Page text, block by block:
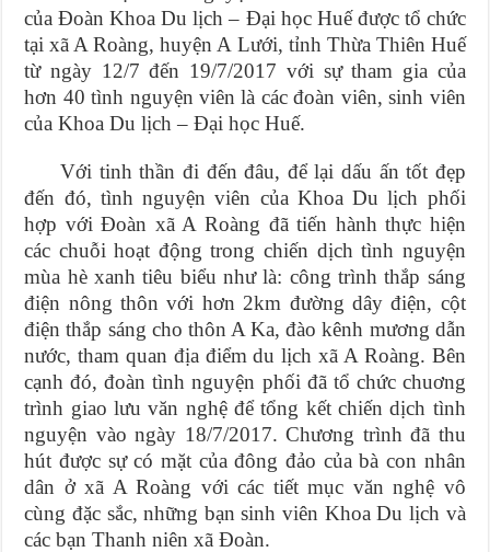
của Đoàn Khoa Du lịch – Đại học Huế được tổ chức
tại xã A Roàng, huyện A Lưới, tỉnh Thừa Thiên Huế
từ ngày 12/7 đến 19/7/2017 với sự tham gia của
hơn 40 tình nguyện viên là các đoàn viên, sinh viên
của Khoa Du lịch – Đại học Huế.
Với tinh thần đi đến đâu, để lại dấu ấn tốt đẹp
đến đó, tình nguyện viên của Khoa Du lịch phối
hợp với Đoàn xã A Roàng đã tiến hành thực hiện
các chuỗi hoạt động trong chiến dịch tình nguyện
mùa hè xanh tiêu biểu như là: công trình thắp sáng
điện nông thôn với hơn 2km đường dây điện, cột
điện thắp sáng cho thôn A Ka, đào kênh mương dẫn
nước, tham quan địa điểm du lịch xã A Roàng. Bên
cạnh đó, đoàn tình nguyện phối đã tổ chức chuơng
trình giao lưu văn nghệ để tổng kết chiến dịch tình
nguyện vào ngày 18/7/2017. Chương trình đã thu
hút được sự có mặt của đông đảo của bà con nhân
dân ở xã A Roàng với các tiết mục văn nghệ vô
cùng đặc sắc, những bạn sinh viên Khoa Du lịch và
các bạn Thanh niên xã Đoàn.